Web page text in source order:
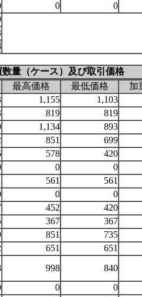
0
0
量（ケース）及び取引価格
最高価格 最低価格
加
1,155
1,103
819
819
1,134
893
851
699
578
420
0
0
561
561
0
0
452
420
367
367
851
735
651
651
998
840
0
0